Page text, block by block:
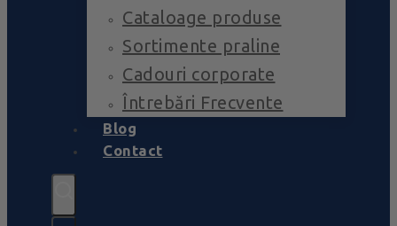
Cataloage produse
Sortimente praline
Cadouri corporate
Întrebări Frecvente
Blog
Contact